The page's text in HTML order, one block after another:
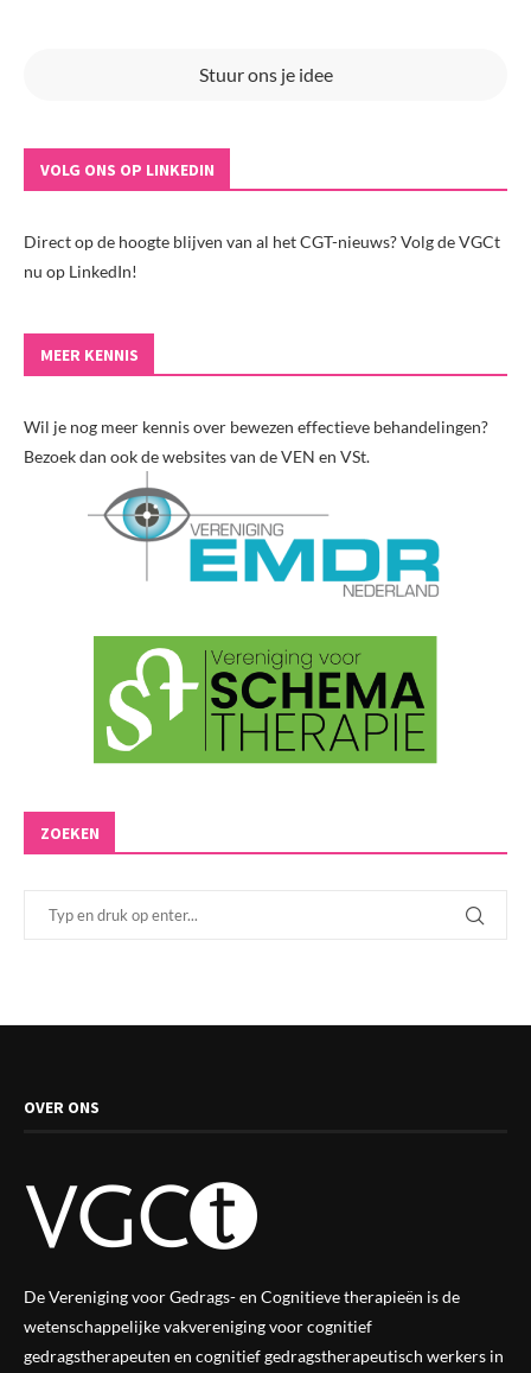
Stuur ons je idee
VOLG ONS OP LINKEDIN
Direct op de hoogte blijven van al het CGT-nieuws? Volg de VGCt
nu op LinkedIn!
MEER KENNIS
Wil je nog meer kennis over bewezen effectieve behandelingen?
Bezoek dan ook de websites van de VEN en VSt.
ZOEKEN
OVER ONS
De Vereniging voor Gedrags- en Cognitieve therapieën is de
wetenschappelijke vakverenigingvoor cognitief
gedragstherapeuten en cognitief gedragstherapeutisch werkers in